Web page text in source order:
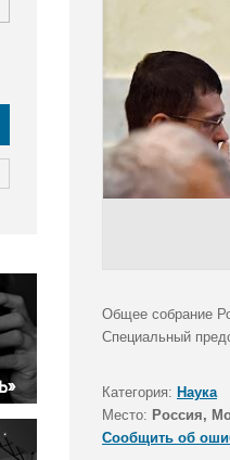
Общее собрание
Специальный
Категория: Наука
Место: Россия,
Сообщить об